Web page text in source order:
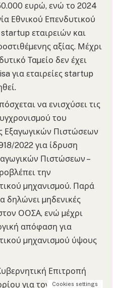
ευρώ, ενώ το 2024
Εθνικού Επενδυτικού
εταιρειών και
αξίας. Μέχρι
Ταµείο δεν έχει
για εταιρείες startup
να ενισχύσει τις
του
Εξαγωγικών Πιστώσεων
2022 για ίδρυση
Πιστώσεων –
την
µηχανισµού. Παρά
δηλώνει µηδενικές
ΟΟΣΑ, ενώ µέχρι
απόφαση για
µηχανισµού ύψους
Επιτροπή
για τον συντονισµό
Cookies settings